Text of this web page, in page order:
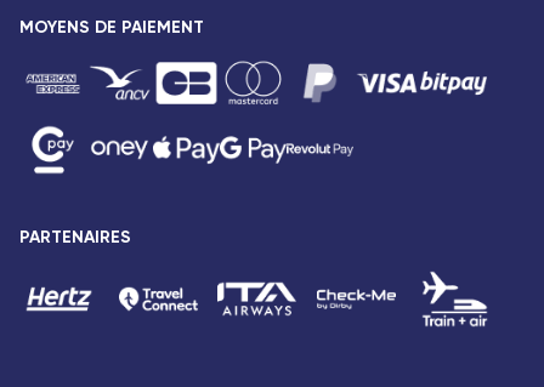
Destinations
Espace presse
Conditions tarifaires
Droits des passagers
Conditions générales de vente
Plan du site
Gestion des cookies
Vols Paris Saint-Denis
Vols Paris Dzaoudzi
Vols Paris Cotonou
MOYENS DE PAIEMENT
PARTENAIRES